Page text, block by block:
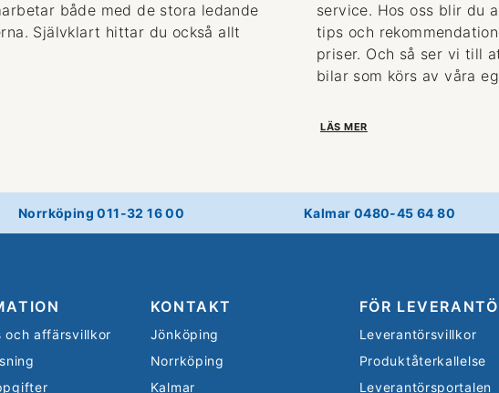
både med de stora ledande
Självklart hittar du också allt
service. Hos oss blir du
tips och
priser. Och så ser vi till
bilar som körs av våra
LÄS MER
Norrköping 011-32 16 00 Kalmar 0480-45 64 80
och affärsvillkor
KONTAKT
Jönköping
Norrköping
Kalmar
FÖR
Leverantörsvillkor
Produktåterkallelse
Leverantörsportalen